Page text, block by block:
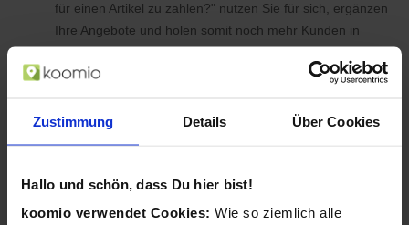
Zustimmung Details Über Cookies
Hallo und schön, dass Du hier bist!
koomio verwendet Cookies: Wie so ziemlich alle
für einen Artikel zu zahlen?" nutzen Sie für sich, ergänzen
Ihre Angebote und holen somit noch mehr Kunden in
Ihren Laden.